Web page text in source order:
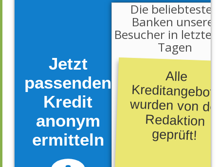
Jetzt
passenden
Kredit
anonym
ermitteln
Die
Banken unserer
Besucher in
Tagen
Alle
Kreditangebote
wurden von der
Redaktion
geprüft!